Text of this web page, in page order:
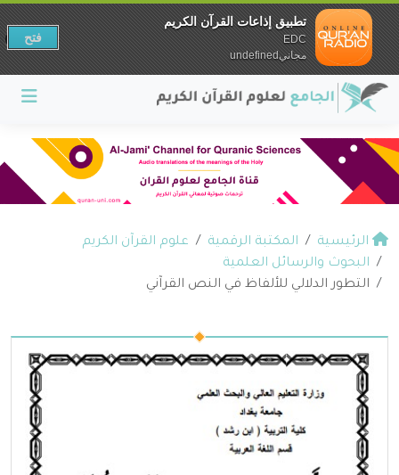
الرئيسية المكتبة الرقمية
علوم القرآن الكريم
البحوث والرسائل العلمية
التطور الدلالي للألفاظ في النص القرآني
تطبيق إذاعات القرآن الكريم
EDC
مجانيundefined
فتح